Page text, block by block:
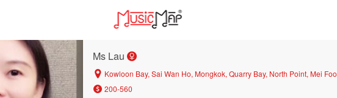
Ms Lau
Kowloon Bay, Sai Wan Ho, Mongkok, Quarry Bay, North Point, Mei Foo
200-560